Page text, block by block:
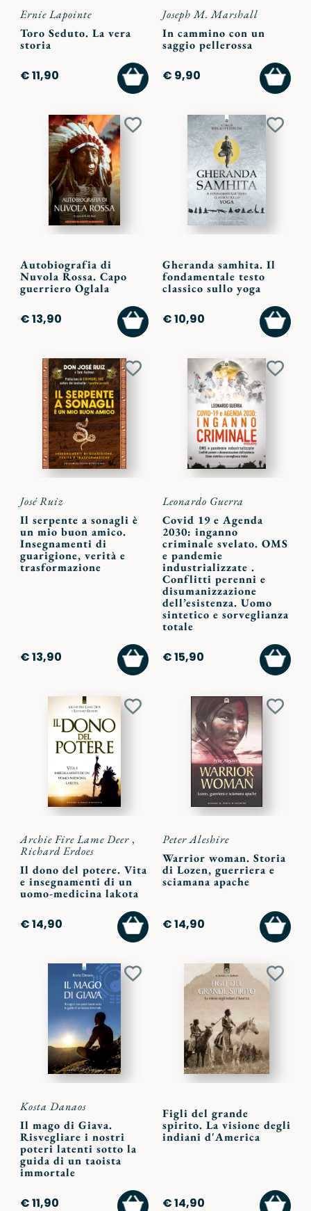
Ernie Lapointe
Toro Seduto. La vera
storia
€ 11,90
AGGIUNGI
AL
CARRELLO
Joseph M. Marshall
In cammino con un
saggio pellerossa
€ 9,90
AL
Aggiungi
Autobiografia di
Nuvola Rossa. Capo
guerriero Oglala
€ 13,90
AGGIUNGI
AL
CARRELLO
Gheranda samhita. Il
fondamentale testo
classico sullo yoga
€ 10,90
AL
Aggiungi
José Ruiz
Il serpente a sonagli è
un mio buon amico.
Insegnamenti di
guarigione, verità e
trasformazione
€ 13,90
AGGIUNGI
AL
CARRELLO
Leonardo Guerra
Covid 19 e Agenda
2030: inganno
criminale svelato. OMS
e pandemie
industrializzate .
Conflitti perenni e
disumanizzazione
dell’esistenza. Uomo
sintetico e sorveglianza
totale
€ 15,90
AL
Aggiungi
Archie Fire Lame Deer,
Richard Erdoes
Il dono del potere. Vita
e insegnamenti di un
uomo-medicina lakota
€ 14,90
AGGIUNGI
AL
CARRELLO
Peter Aleshire
Warrior woman. Storia
di Lozen, guerriera e
sciamana apache
€ 14,90
AL
Aggiungi
Kosta Danaos
Il mago di Giava.
Risvegliare i nostri
poteri latenti sotto la
guida di un taoista
immortale
€ 11,90
AGGIUNGI
Figli del grande
spirito. La visione degli
indiani d'America
€ 14,90